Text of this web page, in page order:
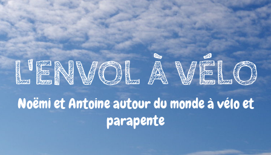
L'ENVOL À VÉLO
Noëmi et Antoine autour du monde à vélo et
parapente